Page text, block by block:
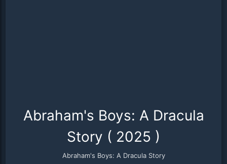
Abraham's Boys: A Dracula
Story ( 2025 )
Abraham's Boys: A Dracula Story